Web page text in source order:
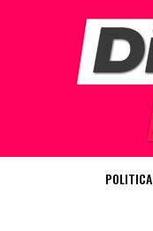
POLITICA